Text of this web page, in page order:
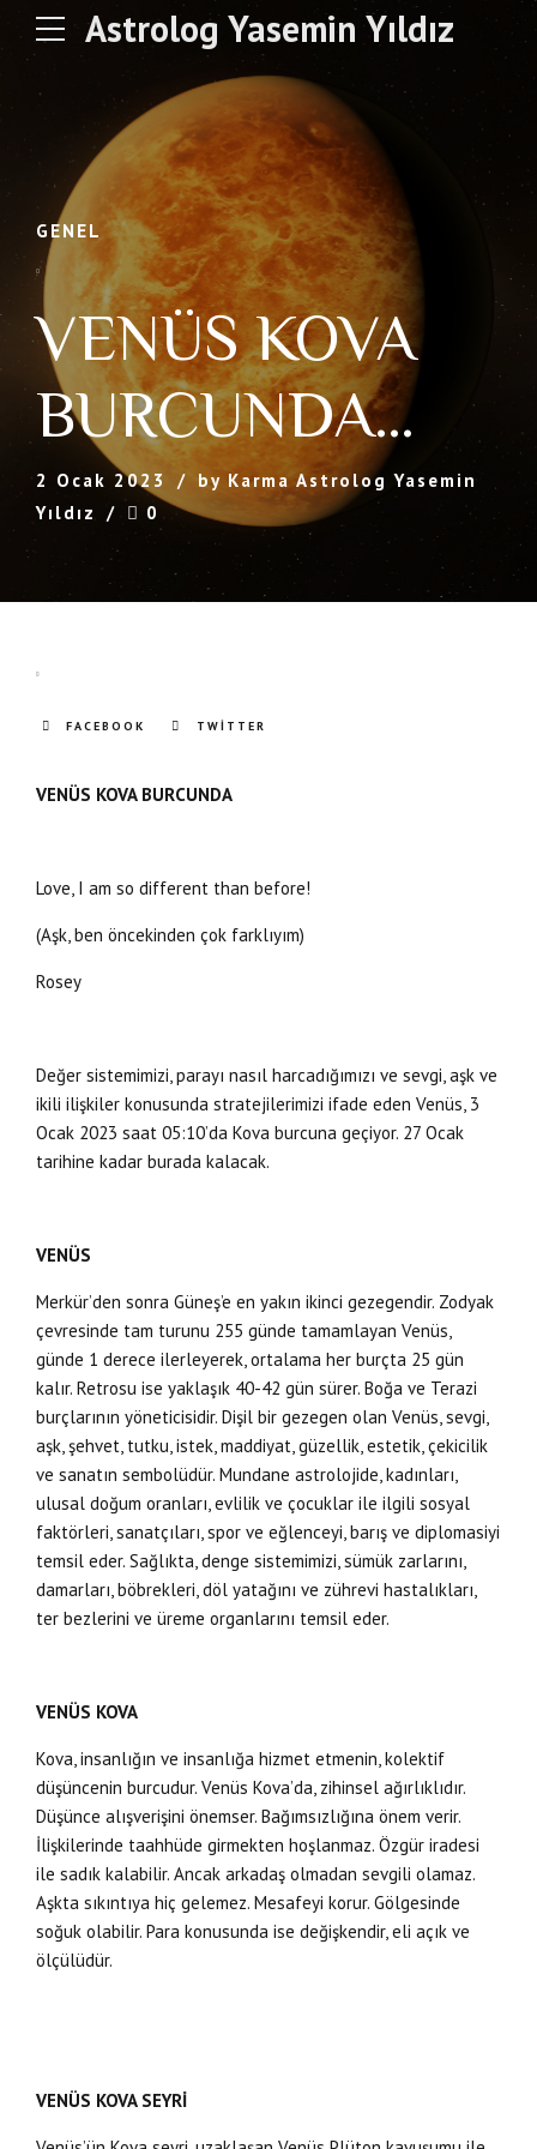
Astrolog Yasemin Yıldız
GENEL
VENÜS KOVA
BURCUNDA…
2 Ocak 2023
by Karma Astrolog Yasemin
Yıldız
0
FACEBOOK TWITTER
VENÜS KOVA BURCUNDA
Love, I am so different than before!
(Aşk, ben öncekinden çok farklıyım)
Rosey
Değer sistemimizi, parayı nasıl harcadığımızı ve sevgi, aşk ve
ikili ilişkiler konusunda stratejilerimizi ifade eden Venüs, 3
Ocak 2023 saat 05:10’da Kova burcuna geçiyor. 27 Ocak
tarihine kadar burada kalacak.
VENÜS
Merkür’den sonra Güneş’e en yakın ikinci gezegendir. Zodyak
çevresinde tam turunu 255 günde tamamlayan Venüs,
günde 1 derece ilerleyerek, ortalama her burçta 25 gün
kalır. Retrosu ise yaklaşık 40-42 gün sürer. Boğa ve Terazi
burçlarının yöneticisidir. Dişil bir gezegen olan Venüs, sevgi,
aşk, şehvet, tutku, istek, maddiyat, güzellik, estetik, çekicilik
ve sanatın sembolüdür. Mundane astrolojide, kadınları,
ulusal doğum oranları, evlilik ve çocuklar ile ilgili sosyal
faktörleri, sanatçıları, spor ve eğlenceyi, barış ve diplomasiyi
temsil eder. Sağlıkta, denge sistemimizi, sümük zarlarını,
damarları, böbrekleri, döl yatağını ve zührevi hastalıkları,
ter bezlerini ve üreme organlarını temsil eder.
VENÜS KOVA
Kova, insanlığın ve insanlığa hizmet etmenin, kolektif
düşüncenin burcudur. Venüs Kova’da, zihinsel ağırlıklıdır.
Düşünce alışverişini önemser. Bağımsızlığına önem verir.
İlişkilerinde taahhüde girmekten hoşlanmaz. Özgür iradesi
ile sadık kalabilir. Ancak arkadaş olmadan sevgili olamaz.
Aşkta sıkıntıya hiç gelemez. Mesafeyi korur. Gölgesinde
soğuk olabilir. Para konusunda ise değişkendir, eli açık ve
ölçülüdür.
VENÜS KOVA SEYRİ